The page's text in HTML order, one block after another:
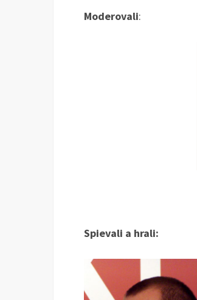
Moderovali:
Spievali a hrali: